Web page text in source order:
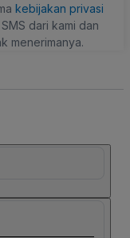
kebijakan privasi
dari kami dan
menerimanya.